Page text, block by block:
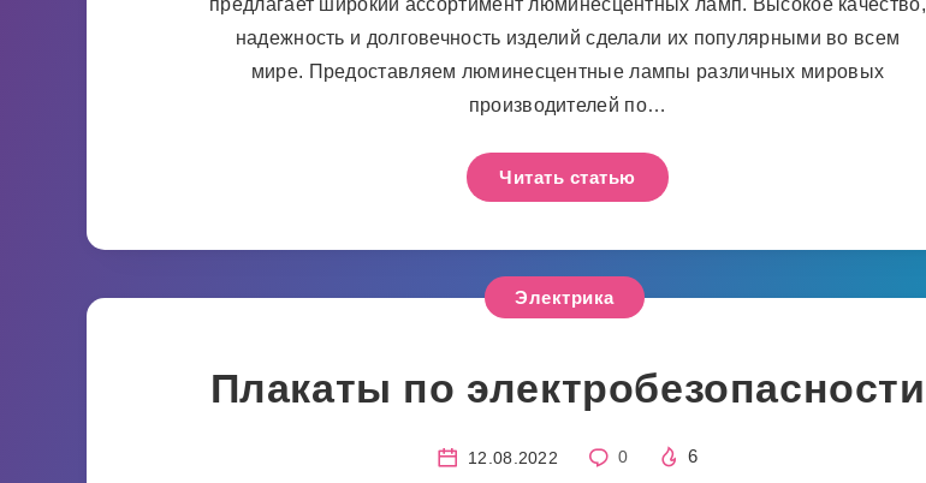
надежность и долговечность изделий сделали их популярными во всем
мире. Предоставляем люминесцентные лампы различных мировых
производителей по…
Читать статью
Электрика
Плакаты по электробезопасности
12.08.2022 0 6